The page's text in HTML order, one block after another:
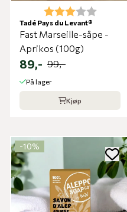
Karakter: 3.0 av
Tadé Pays du Levant®
Fast Marseille-såpe -
Aprikos (100g)
89,- 99,-
På lager
Kjøp
-10%